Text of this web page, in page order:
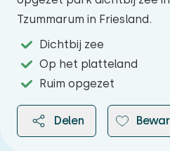
Tzummarum in Friesland.
Dichtbij zee
Op het platteland
Ruim opgezet
Delen